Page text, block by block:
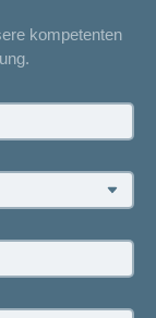
kompetenten